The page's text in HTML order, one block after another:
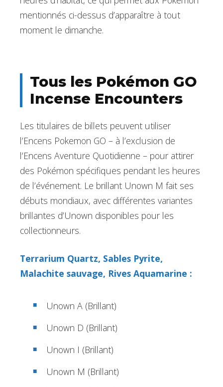
mentionnés ci-dessus d’apparaître à tout
moment le dimanche.
Tous les Pokémon GO
Incense Encounters
Les titulaires de billets peuvent utiliser
l’Encens Pokemon GO – à l’exclusion de
l’Encens Aventure Quotidienne – pour attirer
des Pokémon spécifiques pendant les heures
de l’événement. Le brillant Unown M fait ses
débuts mondiaux, avec différentes variantes
brillantes d’Unown disponibles pour les
collectionneurs.
Terrarium Quartz, Sables Pyrite,
Malachite sauvage, Rives Aquamarine :
Unown A (Brillant)
Unown D (Brillant)
Unown I (Brillant)
Unown M (Brillant)